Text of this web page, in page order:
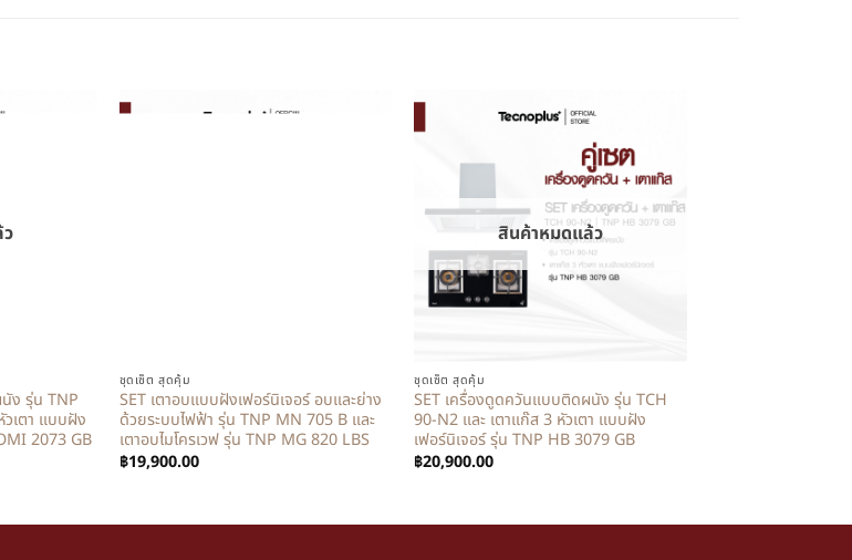
ง รุ่น TNP
เตา แบบฝัง
2073 GB
ชุดเซ็ต สุดคุ้ม
SET เตาอบแบบฝังเฟอร์นิเจอร์ อบและย่าง
ด้วยระบบไฟฟ้า รุ่น TNP MN 705 B และ
เตาอบไมโครเวฟ รุ่น TNP MG 820 LBS
฿19,900.00
สินค้าหมดแล้ว
ชุดเซ็ต สุดคุ้ม
SET เครื่องดูดควันแบบติดผนัง รุ่น TCH
90-N2 และ เตาแก๊ส 3 หัวเตา แบบฝัง
เฟอร์นิเจอร์ รุ่น TNP HB 3079 GB
฿20,900.00